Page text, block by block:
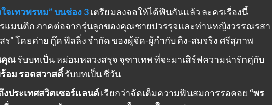
จเทวพรหม” บนช่อง 3เตรียมลงจอให้ได้ฟินกันแล้ว ละครเรื่องนี้
แมนติก ภาคต่อจากรุ่นลูกของคุณชายปวรรุจและท่านหญิงวรรณรสา
” โดยค่าย กู๊ด ฟีลลิ่ง จำกัด ของผู้จัด-ผู้กำกับ คิง-สมจริง ศรีสุภาพ
คุณรับบทเป็น หม่อมหลวงสรุจ จุฑาเทพ ที่จะมาเสิร์ฟความน่ารักคู่กับ
ม รอดสวาสดิ์ รับบทเป็น ชีวัน
ประเทศสวิตเซอร์แลนด์ เรียกว่าจัดเต็มความฟินสมการรอคอย “พร